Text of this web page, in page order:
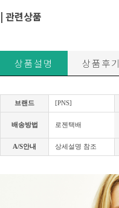
| 관련상품
상품설명 상품후기
브랜드 [PNS]
배송방법 로젠택배
A/S안내 상세설명 참조